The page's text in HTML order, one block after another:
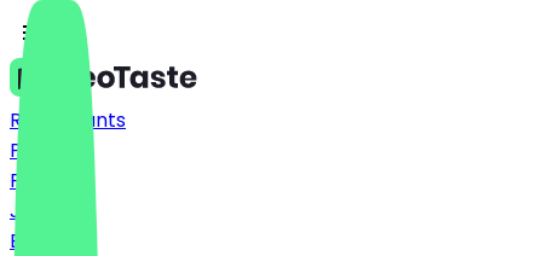
Restaurants
Preise
FAQ
Jobs
Blog